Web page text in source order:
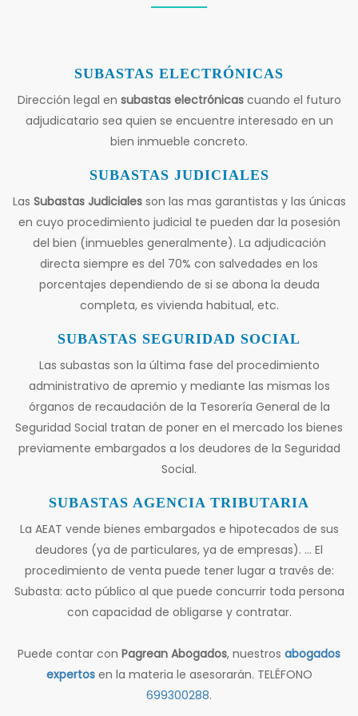
SUBASTAS ELECTRÓNICAS
Dirección legal en subastas electrónicascuando el futuro
adjudicatario sea quien se encuentre interesado en un
bien inmueble concreto.
SUBASTAS JUDICIALES
Las Subastas Judicialesson las mas garantistas y las únicas
en cuyo procedimiento judicial te pueden dar la posesión
del bien (inmuebles generalmente). La adjudicación
directa siempre es del 70% con salvedades en los
porcentajes dependiendo de si se abona la deuda
completa, es vivienda habitual, etc.
SUBASTAS SEGURIDAD SOCIAL
Las subastas son la última fase del procedimiento
administrativo de apremio y mediante las mismas los
órganos de recaudación de la Tesorería General de la
Seguridad Social tratan de poner en el mercado los bienes
previamente embargados a los deudores de la Seguridad
Social.
SUBASTAS AGENCIA TRIBUTARIA
La AEAT vende bienes embargados e hipotecados de sus
deudores (ya de particulares, ya de empresas). ... El
procedimiento de venta puede tener lugar a través de:
Subasta: acto público al que puede concurrir toda persona
con capacidad de obligarse y contratar.
Puede contar con Pagrean Abogados, nuestros abogados
expertosen la materia le asesorarán. TELÉFONO
699300288.